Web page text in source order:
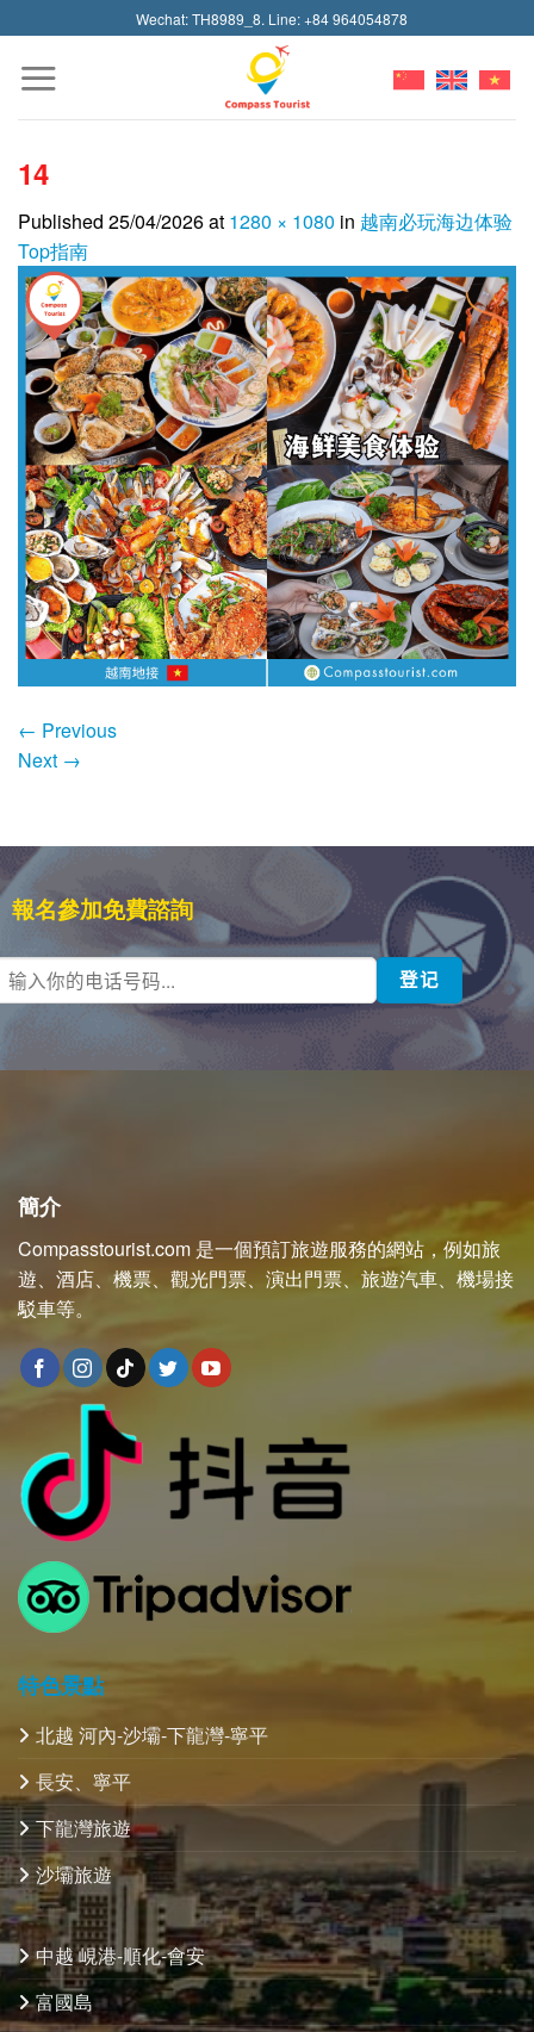
to
content
Wechat: TH8989_8. Line: +84 964054878
14
Published 25/04/2026at 1280 × 1080 in 越南必玩海边体验
Top指南
← Previous
Next →
報名參加免費諮詢
簡介
Compasstourist.com 是一個預訂旅遊服務的網站，例如旅
遊、酒店、機票、觀光門票、演出門票、旅遊汽車、機場接
駁車等。
特色景點
北越 河內-沙壩-下龍灣-寧平
長安、寧平
下龍灣旅遊
沙壩旅遊
中越 峴港-順化-會安
富國島